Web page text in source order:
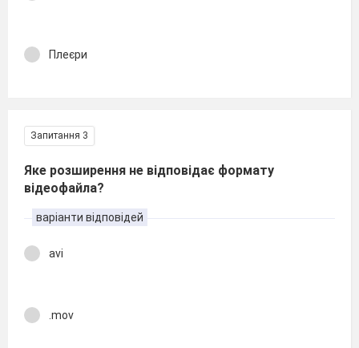
Плеєри
Запитання 3
Яке розширення не відповідає формату
відеофайла?
варіанти відповідей
avi
.mov